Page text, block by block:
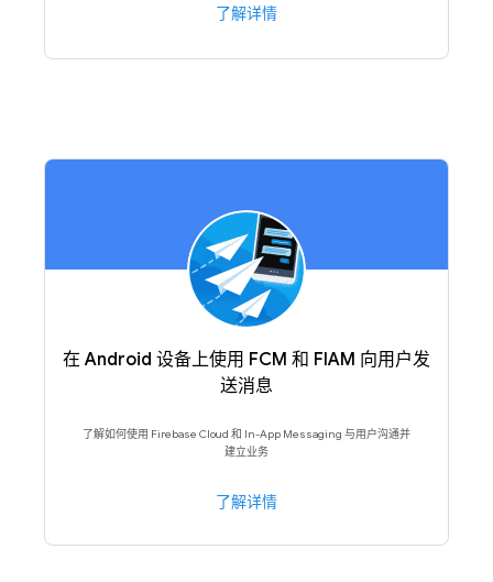
了解详情
在 Android 设备上使用 FCM 和 FIAM 向用户发
送消息
了解如何使用 Firebase Cloud 和 In-App Messaging 与用户沟通并
建立业务
了解详情